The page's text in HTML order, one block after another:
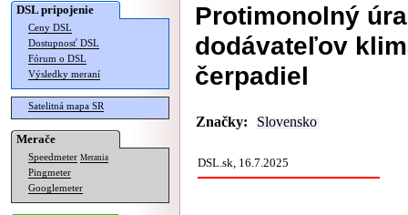
DSL pripojenie
Ceny DSL
Dostupnosť DSL
Fórum o DSL
Výsledky meraní
Satelitná mapa SR
Merače
Speedmeter Merania
Pingmeter
Googlemeter
Protimonolný
dodávateľov
čerpadiel
Značky: Slovensko
DSL.sk, 16.7.2025